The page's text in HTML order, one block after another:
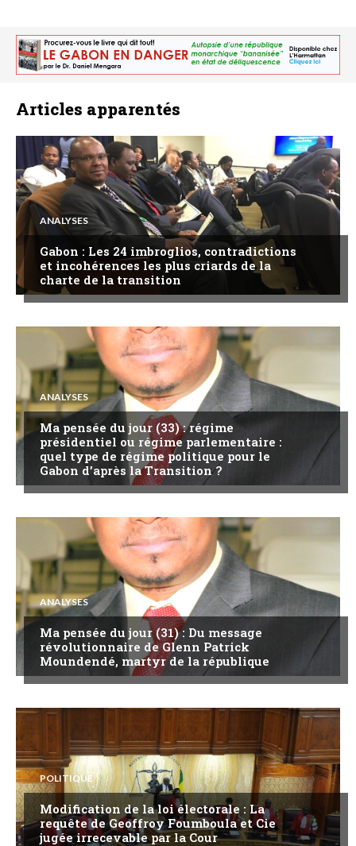
Articles apparentés
ANALYSES
Gabon : Les 24 imbroglios, contradictions
et incohérences les plus criards de la
charte de la transition
ANALYSES
Ma pensée du jour (33) : régime
présidentiel ou régime parlementaire :
quel type de régime politique pour le
Gabon d’après la Transition ?
ANALYSES
Ma pensée du jour (31) : Du message
révolutionnaire de Glenn Patrick
Moundendé, martyr de la république
POLITIQUE
Modification de la loi électorale : La
requête de Geoffroy Foumboula et Cie
jugée irrecevable par la Cour